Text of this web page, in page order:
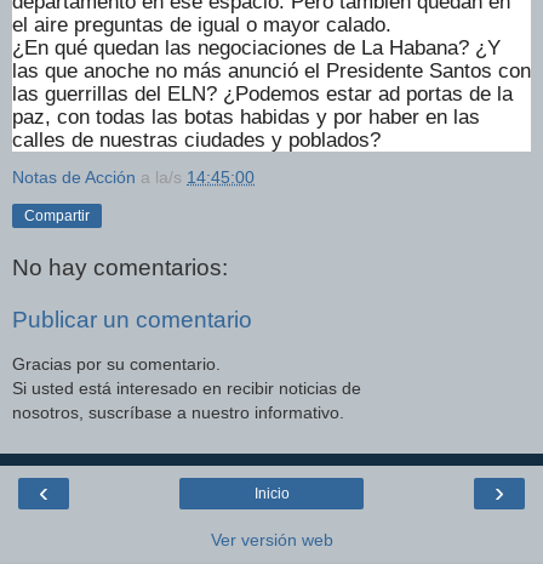
el aire preguntas de igual o mayor calado.
¿En qué quedan las negociaciones de La Habana? ¿Y
las que anoche no más anunció el Presidente Santos con
las guerrillas del ELN? ¿Podemos estar ad portas de la
paz, con todas las botas habidas y por haber en las
calles de nuestras ciudades y poblados?
Notas de Acción a la/s 14:45:00
Compartir
No hay comentarios:
Publicar un comentario
Gracias por su comentario.
Si usted está interesado en recibir noticias de
nosotros, suscríbase a nuestro informativo.
‹ ›
Inicio
Ver versión web